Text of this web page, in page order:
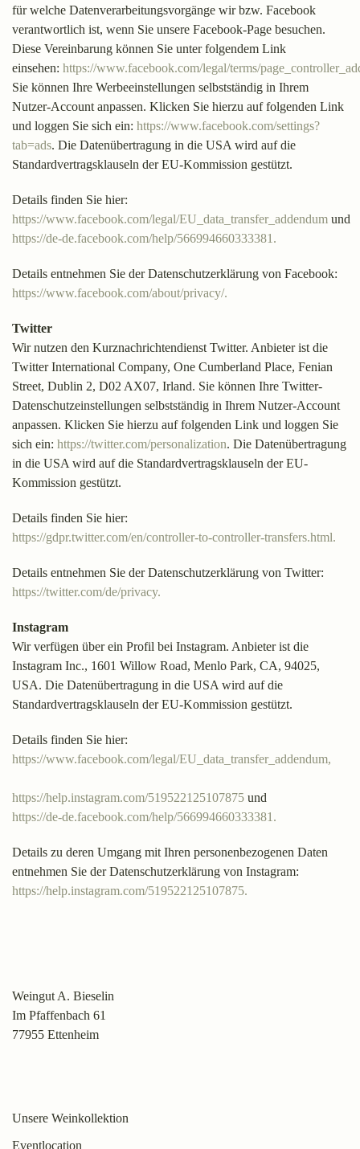
für welche Datenverarbeitungsvorgänge wir bzw. Facebook
verantwortlich ist, wenn Sie unsere Facebook-Page besuchen.
Diese Vereinbarung können Sie unter folgendem Link
einsehen: https://www.facebook.com/legal/terms/
Sie können Ihre Werbeeinstellungen selbstständig in Ihrem
Nutzer-Account anpassen. Klicken Sie hierzu auf folgenden Link
und loggen Sie sich ein: https://www.facebook.com/settings?
tab=ads. Die Datenübertragung in die USA wird auf die
Standardvertragsklauseln der EU-Kommission gestützt.
Details finden Sie hier:
https://www.facebook.com/legal/EU_data_transfer_addendum und
https://de-de.facebook.com/help/566994660333381.
Details entnehmen Sie der Datenschutzerklärung von Facebook:
https://www.facebook.com/about/privacy/.
Twitter
Wir nutzen den Kurznachrichtendienst Twitter. Anbieter ist die
Twitter International Company, One Cumberland Place, Fenian
Street, Dublin 2, D02 AX07, Irland. Sie können Ihre Twitter-
Datenschutzeinstellungen selbstständig in Ihrem Nutzer-Account
anpassen. Klicken Sie hierzu auf folgenden Link und loggen Sie
sich ein: https://twitter.com/personalization. Die Datenübertragung
in die USA wird auf die Standardvertragsklauseln der EU-
Kommission gestützt.
Details finden Sie hier:
https://gdpr.twitter.com/en/controller-to-controller-transfers.html.
Details entnehmen Sie der Datenschutzerklärung von Twitter:
https://twitter.com/de/privacy.
Instagram
Wir verfügen über ein Profil bei Instagram. Anbieter ist die
Instagram Inc., 1601 Willow Road, Menlo Park, CA, 94025,
USA. Die Datenübertragung in die USA wird auf die
Standardvertragsklauseln der EU-Kommission gestützt.
Details finden Sie hier:
https://www.facebook.com/legal/EU_data_transfer_addendum,
https://help.instagram.com/519522125107875 und
https://de-de.facebook.com/help/566994660333381.
Details zu deren Umgang mit Ihren personenbezogenen Daten
entnehmen Sie der Datenschutzerklärung von Instagram:
https://help.instagram.com/519522125107875.
Weingut A. Bieselin
Im Pfaffenbach 61
77955 Ettenheim
Unsere Weinkollektion
Eventlocation